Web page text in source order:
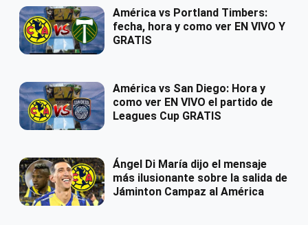
América vs Portland Timbers:
fecha, hora y como ver EN VIVO Y
GRATIS
América vs San Diego: Hora y
como ver EN VIVO el partido de
Leagues Cup GRATIS
Ángel Di María dijo el mensaje
más ilusionante sobre la salida de
Jáminton Campaz al América